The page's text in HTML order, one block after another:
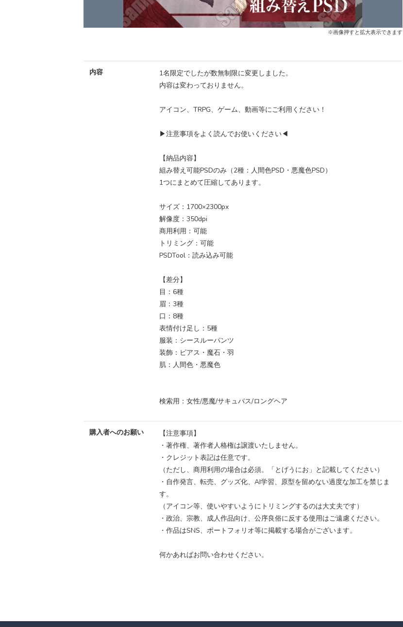
※画像押すと拡大表示できます
内容
1名限定でしたが数無制限に変更しました。
内容は変わっておりません。
アイコン、TRPG、ゲーム、動画等にご利用ください！
▶︎注意事項をよく読んでお使いください◀︎
【納品内容】
組み替え可能PSDのみ（2種：人間色PSD・悪魔色PSD）
1つにまとめて圧縮してあります。
サイズ：1700×2300px
解像度：350dpi
商用利用：可能
トリミング：可能
PSDTool：読み込み可能
【差分】
目：6種
眉：3種
口：8種
表情付け足し：5種
服装：シースルーパンツ
装飾：ピアス・魔石・羽
肌：人間色・悪魔色
検索用：女性/悪魔/サキュバス/ロングヘア
購入者へのお願い
【注意事項】
・著作権、著作者人格権は譲渡いたしません。
・クレジット表記は任意です。
（ただし、商用利用の場合は必須。「とげうにお」と記載してください）
・自作発言、転売、グッズ化、AI学習、原型を留めない過度な加工を禁じま
す。
（アイコン等、使いやすいようにトリミングするのは大丈夫です）
・政治、宗教、成人作品向け、公序良俗に反する使用はご遠慮ください。
・作品はSNS、ポートフォリオ等に掲載する場合がございます。
何かあればお問い合わせください。